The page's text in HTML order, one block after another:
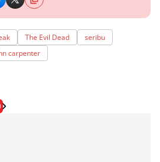
The Evil Dead
seribu
carpenter